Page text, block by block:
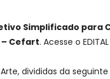
Simplificado
Cefart. Acesse o
divididas da